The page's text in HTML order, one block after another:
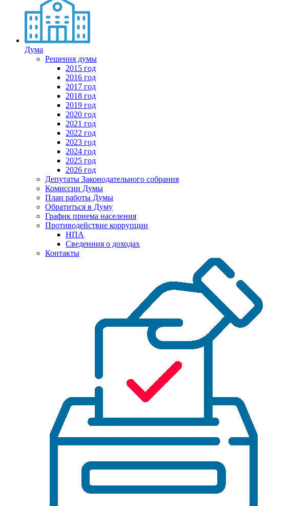
Дума
Решения думы
2015 год
2016 год
2017 год
2018 год
2019 год
2020 год
2021 год
2022 год
2023 год
2024 год
2025 год
2026 год
Депутаты Законодательного собрания
Комиссии Думы
План работы Думы
Обратиться в Думу
График приема населения
Противодействие коррупции
НПА
Сведенния о доходах
Контакты